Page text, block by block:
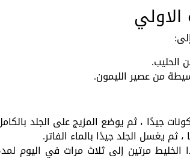
من عصير الليمون.
جيدًا ، ثم يوضع المزيج على الجلد
ثم يغسل الجلد جيدًا بالماء الفاتر.
الخليط مرتين إلى ثلاث مرات في اليوم